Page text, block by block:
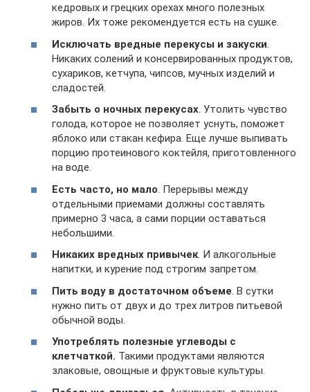
кедровых и грецких орехах много полезных
жиров. Их тоже рекомендуется есть на сушке.
Исключать вредные перекусы и закуски
Никаких солений и консервированных продуктов,
сухариков, кетчупа, чипсов, мучных изделий и
сладостей.
Забыть о ночных перекусах. Утолить чувство
голода, которое не позволяет уснуть, поможет
яблоко или стакан кефира. Еще лучше выпивать
порцию протеинового коктейля, приготовленного
на воде.
Есть часто, но мало . Перерывы между
отдельными приемами должны составлять
примерно 3 часа, а сами порции оставаться
небольшими.
Никаких вредных привычек. И алкогольные
напитки, и курение под строгим запретом.
Пить воду в достаточном объеме . В сутки
нужно пить от двух и до трех литров питьевой
обычной воды.
Употреблять полезные углеводы с
клетчаткой. Такими продуктами являются
злаковые, овощные и фруктовые культуры.